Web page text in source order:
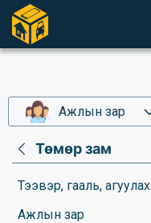
Ажлын зар
Төмөр зам
Тээвэр, гааль, агуулах
Ажлын зар